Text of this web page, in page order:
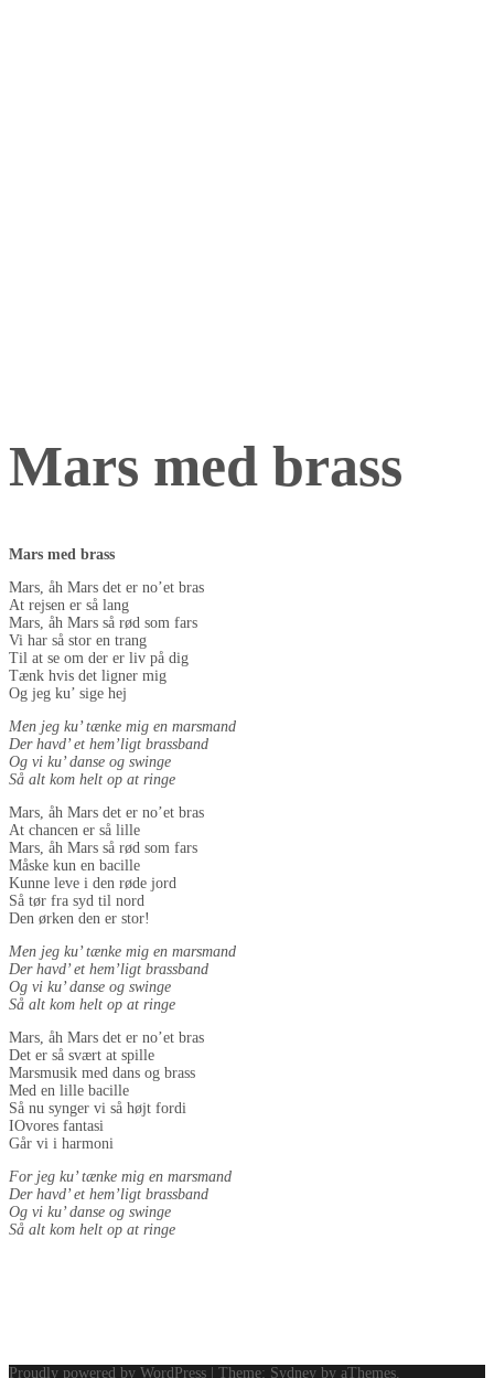
Mars med brass
Mars med brass
Mars, åh Mars det er no’et bras
At rejsen er så lang
Mars, åh Mars så rød som fars
Vi har så stor en trang
Til at se om der er liv på dig
Tænk hvis det ligner mig
Og jeg ku’ sige hej
Men jeg ku’ tænke mig en marsmand
Der havd’ et hem’ligt brassband
Og vi ku’ danse og swinge
Så alt kom helt op at ringe
Mars, åh Mars det er no’et bras
At chancen er så lille
Mars, åh Mars så rød som fars
Måske kun en bacille
Kunne leve i den røde jord
Så tør fra syd til nord
Den ørken den er stor!
Men jeg ku’ tænke mig en marsmand
Der havd’ et hem’ligt brassband
Og vi ku’ danse og swinge
Så alt kom helt op at ringe
Mars, åh Mars det er no’et bras
Det er så svært at spille
Marsmusik med dans og brass
Med en lille bacille
Så nu synger vi så højt fordi
IOvores fantasi
Går vi i harmoni
For jeg ku’ tænke mig en marsmand
Der havd’ et hem’ligt brassband
Og vi ku’ danse og swinge
Så alt kom helt op at ringe
Proudly powered by WordPress Theme: Sydney by aThemes.